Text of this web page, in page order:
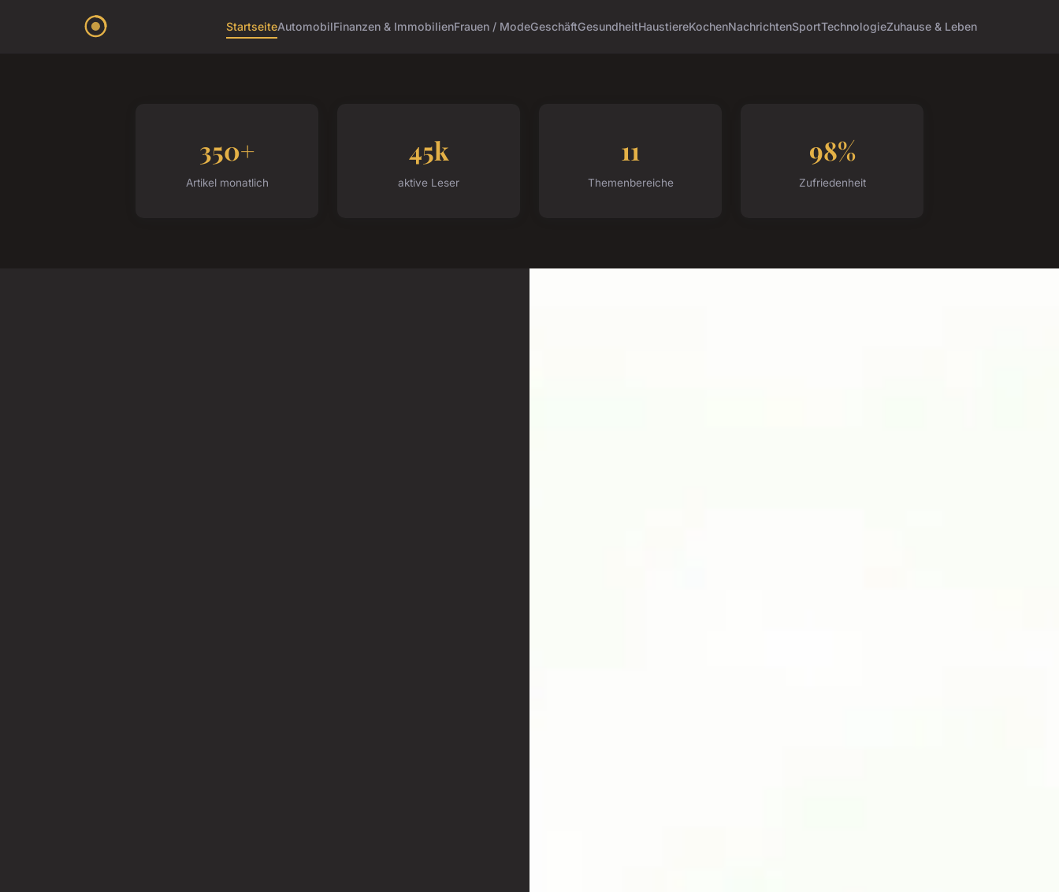
StartseiteAutomobilFinanzen & ImmobilienFrauen / ModeGeschäftGesundheitHaustiereKochenNachrichtenSportTechnologieZuhause & Leben
350+
Artikel monatlich
45k
aktive Leser
11
Themenbereiche
98%
Zufriedenheit